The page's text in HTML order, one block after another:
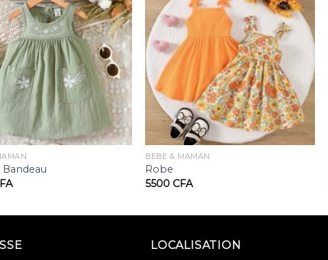
BÉBÉ & MAMAN
Robe
5500 CFA
LOCALISATION